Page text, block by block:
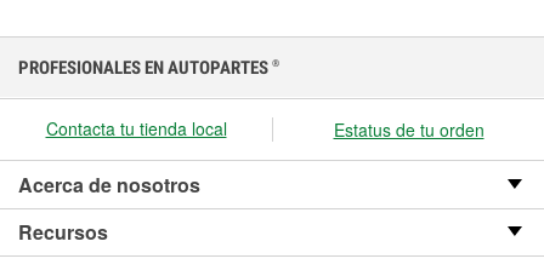
PROFESIONALES EN AUTOPARTES ®
Contacta tu tienda local Estatus de tu orden
Acerca de nosotros
Recursos